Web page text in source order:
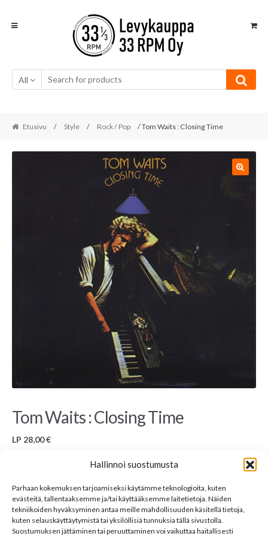
Hallinnoi suostumusta
Parhaan kokemuksen tarjoamiseksi käytämme teknologioita, kuten
evästeitä, tallentaaksemme ja/tai käyttääksemme laitetietoja. Näiden
tekniikoiden hyväksyminen antaa meille mahdollisuuden käsitellä tietoja,
kuten selauskäyttäytymistä tai yksilöllisiä tunnuksia tällä sivustolla.
Suostumuksen jättäminen tai peruuttaminen voi vaikuttaa haitallisesti
All
Etusivu / Style / Rock / Pop / Tom Waits : Closing Time
Tom Waits : Closing Time
LP 28,00€
Used LP, Asylum Records, AS 53 030, EU
myynnissä olevat levyt ovat hyväkuntoisia, ellei toisin ole mainittu. Lisätietoja saa
kysymällä osoitteestasales@33rpm.fi .
Varasto loppu